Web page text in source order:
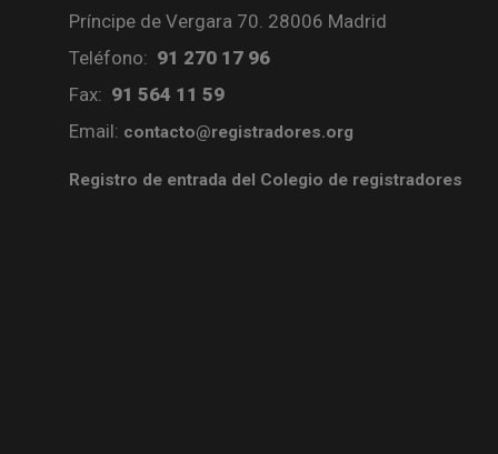
Príncipe de Vergara 70. 28006 Madrid
Teléfono: 91 270 17 96
Fax: 91 564 11 59
Email: contacto@registradores.org
Registro de entrada del Colegio de registradores